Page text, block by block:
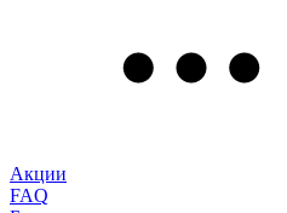
Акции
FAQ